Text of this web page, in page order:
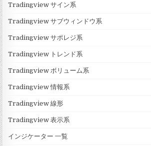
Tradingview サイン系
Tradingview サブウィンドウ系
Tradingview サポレジ系
Tradingview トレンド系
Tradingview ボリューム系
Tradingview 情報系
Tradingview 線形
Tradingview 表示系
インジケーター 一覧